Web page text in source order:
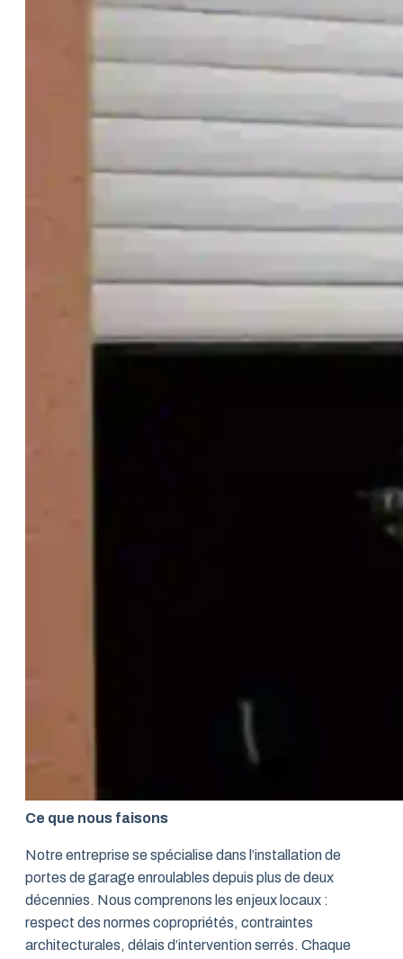
Ce que nous faisons
Notre entreprise se spécialise dans l’installation de
portes de garage enroulables depuis plus de deux
décennies. Nous comprenons les enjeux locaux :
respect des normes copropriétés, contraintes
architecturales, délais d’intervention serrés. Chaque